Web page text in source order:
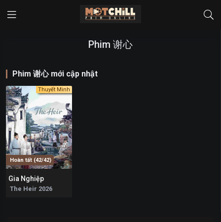
Phim 谢心
Phim 谢心 mới cập nhật
Hoàn tất (42/42)
Thuyết Minh
Gia Nghiệp
The Heir 2026